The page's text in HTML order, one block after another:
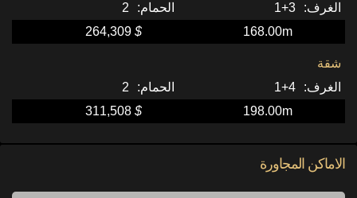
3+1
2
168.00m
$
264,309
شقة
4+1
2
198.00m
$
311,508
الاماكن المجاورة